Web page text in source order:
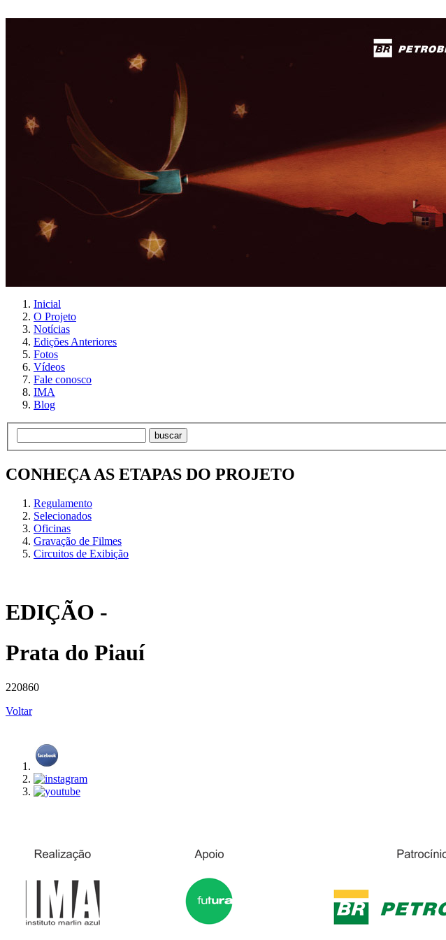
Inicial
O Projeto
Notícias
Edições Anteriores
Fotos
Vídeos
Fale conosco
IMA
Blog
buscar
CONHEÇA AS ETAPAS DO PROJETO
Regulamento
Selecionados
Oficinas
Gravação de Filmes
Circuitos de Exibição
EDIÇÃO -
Prata do Piauí
220860
Voltar